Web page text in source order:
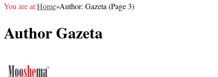
You are at:Home»Author: Gazeta (Page 3)
AuthorGazeta